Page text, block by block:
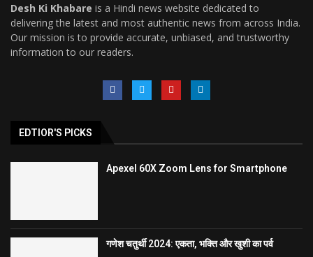
Desh Ki Khabare is a Hindi news website dedicated to
delivering the latest and most authentic news from across India.
Our mission is to provide accurate, unbiased, and trustworthy
information to our readers.
EDTIOR'S PICKS
Apexel 60X Zoom Lens for Smartphone
गणेश चतुर्थी 2024: एकता, भक्ति और खुशी का पर्व